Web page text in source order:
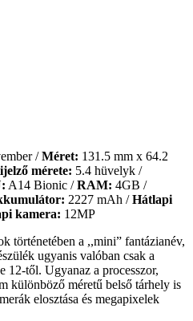
/Méret: 131.5 mm x 64.2
mérete: 5.4 hüvelyk /
A14 Bionic /RAM: 4GB /
2227 mAh /Hátlapi
kamera: 12MP
történetében a ,,mini” fantázianév,
ugyanis valóban csak a
12-től. Ugyanaz a processzor,
különböző méretű belső tárhely is
elosztása és megapixelek